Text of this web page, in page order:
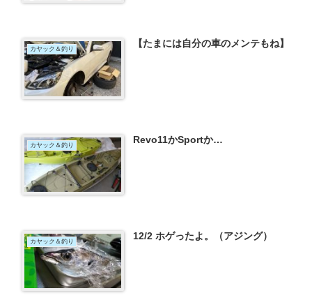
カヤック＆釣り 【たまには自分の車のメンテもね】
カヤック＆釣り Revo11かSportか…
カヤック＆釣り 12/2 ホゲったよ。（アジング）